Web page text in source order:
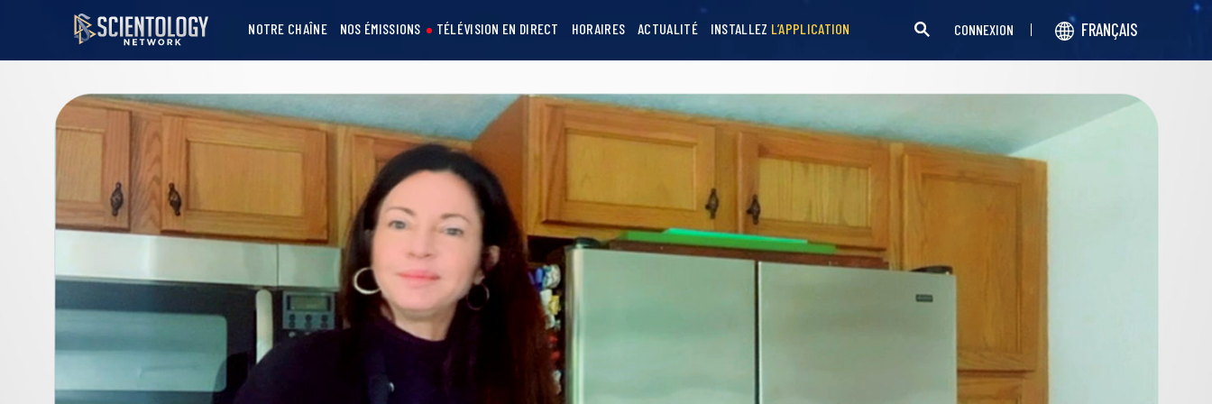
NOTRE CHAÎNE NOS ÉMISSIONS TÉLÉVISION EN DIRECT HORAIRES ACTUALITÉ INSTALLEZ L’APPLICATION CONNEXION FRANÇAIS